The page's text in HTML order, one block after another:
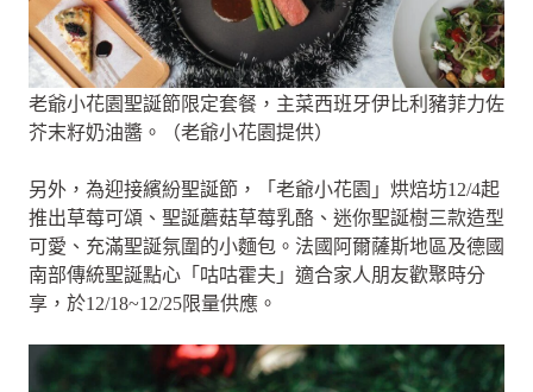
老爺小花園聖誕節限定套餐，主菜西班牙伊比利豬菲力佐
芥末籽奶油醬。（老爺小花園提供）
另外，為迎接繽紛聖誕節，「老爺小花園」烘焙坊12/4起
推出草莓可頌、聖誕蘑菇草莓乳酪、迷你聖誕樹三款造型
可愛、充滿聖誕氛圍的小麵包。法國阿爾薩斯地區及德國
南部傳統聖誕點心「咕咕霍夫」適合家人朋友歡聚時分
享，於12/18~12/25限量供應。